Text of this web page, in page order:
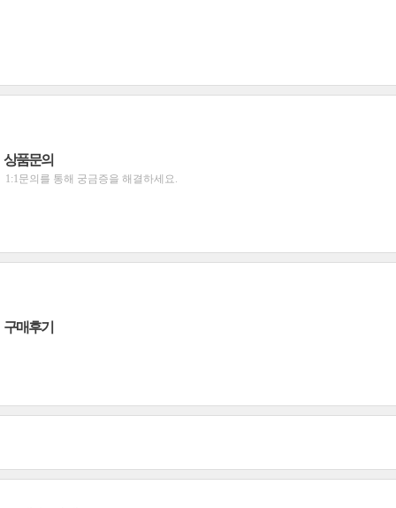
상품문의
1:1문의를 통해 궁금증을 해결하세요.
구매후기